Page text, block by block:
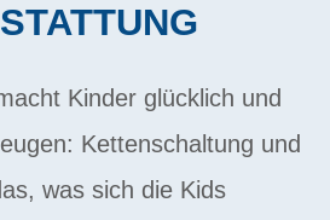
Kinder glücklich und
Kettenschaltung und
was sich die Kids